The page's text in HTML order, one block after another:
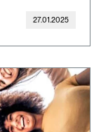
27.01.2025